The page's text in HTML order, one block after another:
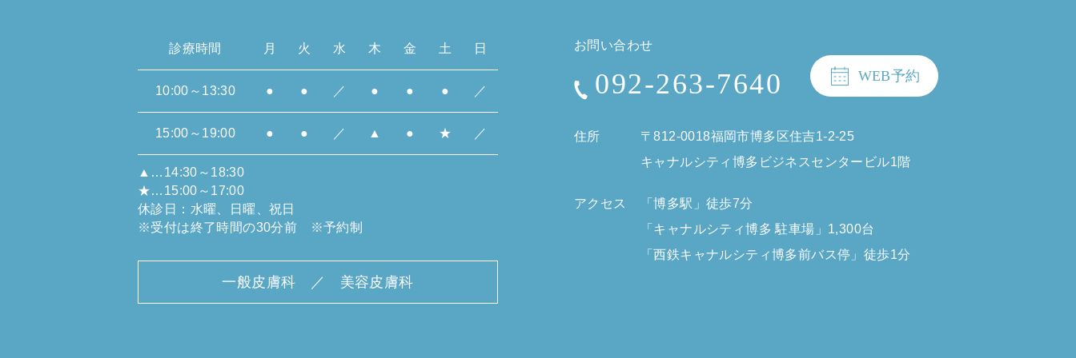
診療時間 月 火 水 木 金 土 日
10:00～13:30 ● ● ／ ● ● ● ／
15:00～19:00 ● ● ／ ▲ ● ★ ／
▲…14:30～18:30
★…15:00～17:00
休診日：水曜、日曜、祝日
※受付は終了時間の30分前 ※予約制
一般皮膚科 ／ 美容皮膚科
お問い合わせ
092-263-7640 WEB予約
住所 〒812-0018福岡市博多区住吉1-2-25
キャナルシティ博多ビジネスセンタービル1階
アクセス
「博多駅」徒歩7分
「キャナルシティ博多 駐車場」1,300台
「西鉄キャナルシティ博多前バス停」徒歩1分